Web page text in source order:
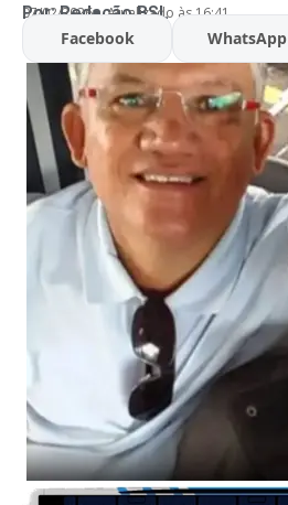
Por:Redação BSL
07/02/2026 Atualizado às 16:41
Facebook WhatsApp